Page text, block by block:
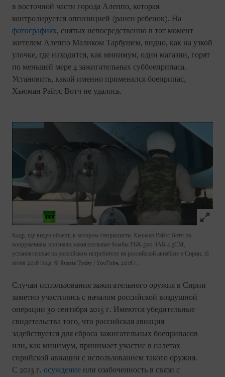
в восточной части города Алеппо, которая
контролируется оппозицией (ранен ребенок). На
фотографиях, снятых непосредственно в тот момент
жителем Алеппо Маликом Тарбушем, видно, как на узкой
улочке, где находится, как минимум, один магазин, горят
по меньшей мере 4 зажигательных суббоеприпаса.
Установить, какой именно применялся боеприпас,
Хьюман Райтс Вотч не удалось.
Click
Кадр, где виден объект, в котором специалисты Хьюман Райтс Вотч по
вооружениям опознали зажигательные бомбы РБК-500 ЗАБ-2,5СМ,
установленные на российском истребителе на российской авиабазе в Сирии, 18
июня 2016 года. © Russia Today / YouTube, 2016 г.
Случаи использования зажигательного оружия в Сирии
заметно участились с началом российской воздушной
операции 30 сентября 2015 г. Имеются убедительные
свидетельства того, что российская авиация
задействуется для сброса зажигательных боеприпасов
или, как минимум, принимает участие в налетах
сирийской авиации с использованием такого оружия.
С 2013 г. осуждение или озабоченность в связи с